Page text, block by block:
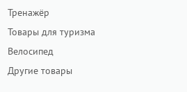
Тренажёр
Товары для туризма
Велосипед
Другие товары